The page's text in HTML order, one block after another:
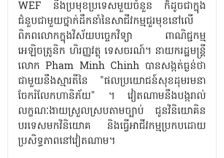
WEF និងប្រមុខប្រទេសមួយចំនួន ក៏ដូចជាក្នុង
ជំនួបជាមួយថ្នាក់ដឹកនាំនៃសាជីវកម្មជួរមុខនៅលើ
ពិភពលោកក្នុងវិស័យបច្ចេកវិទ្យា ពាណិជ្ជកម្ម
អេឡិចត្រូនិក ហិរញ្ញវត្ថុ ទេសចរណ៍។ នាយករដ្ឋមន្ត្រី
លោកPham Minh Chinh បានសង្កត់ធ្ងន់ថា
ជាមួយនឹងស្មារតីនៃ "ផលប្រយោជន៍សុខដុមរមនា
ចែករំលែកហានិភ័យ" ។ វៀតណាមនឹងបង្ករាល់
លក្ខណៈងាយស្រួលស្របតាមច្បាប់ ជូនវិនិយោគិន
បរទេសមកវិនិយោគ និងធ្វើអាជីវកម្មប្រកបដោយ
ប្រសិទ្ធភាពនៅវៀតណាម។